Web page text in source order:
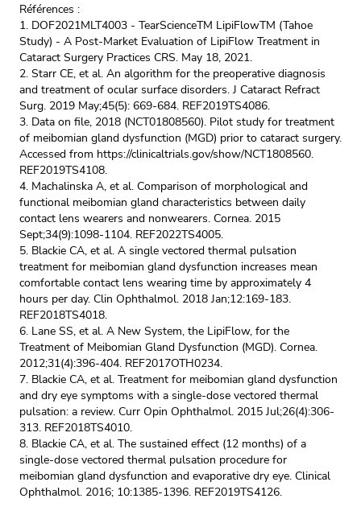
Références :
1. DOF2021MLT4003 - TearScienceTM LipiFlowTM (Tahoe
Study) - A Post-Market Evaluation of LipiFlow Treatment in
Cataract Surgery Practices CRS. May 18, 2021.
2. Starr CE, et al. An algorithm for the preoperative diagnosis
and treatment of ocular surface disorders. J Cataract Refract
Surg. 2019 May;45(5): 669-684. REF2019TS4086.
3. Data on file, 2018 (NCT01808560). Pilot study for treatment
of meibomian gland dysfunction (MGD) prior to cataract surgery.
Accessed from https://clinicaltrials.gov/show/NCT1808560.
REF2019TS4108.
4. Machalinska A, et al. Comparison of morphological and
functional meibomian gland characteristics between daily
contact lens wearers and nonwearers. Cornea. 2015
Sept;34(9):1098-1104. REF2022TS4005.
5. Blackie CA, et al. A single vectored thermal pulsation
treatment for meibomian gland dysfunction increases mean
comfortable contact lens wearing time by approximately 4
hours per day. Clin Ophthalmol. 2018 Jan;12:169-183.
REF2018TS4018.
6. Lane SS, et al. A New System, the LipiFlow, for the
Treatment of Meibomian Gland Dysfunction (MGD). Cornea.
2012;31(4):396-404. REF2017OTH0234.
7. Blackie CA, et al. Treatment for meibomian gland dysfunction
and dry eye symptoms with a single-dose vectored thermal
pulsation: a review. Curr Opin Ophthalmol. 2015 Jul;26(4):306-
313. REF2018TS4010.
8. Blackie CA, et al. The sustained effect (12 months) of a
single-dose vectored thermal pulsation procedure for
meibomian gland dysfunction and evaporative dry eye. Clinical
Ophthalmol. 2016; 10:1385-1396. REF2019TS4126.